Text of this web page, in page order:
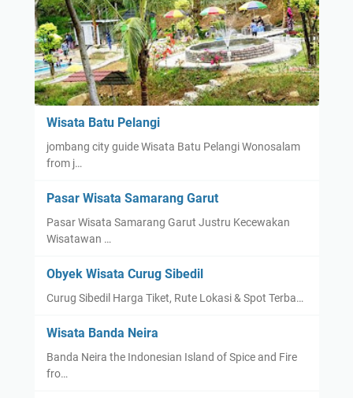
Wisata Batu Pelangi
jombang city guide Wisata Batu Pelangi Wonosalam
from j…
Pasar Wisata Samarang Garut
Pasar Wisata Samarang Garut Justru Kecewakan
Wisatawan …
Obyek Wisata Curug Sibedil
Curug Sibedil Harga Tiket, Rute Lokasi & Spot Terba…
Wisata Banda Neira
Banda Neira the Indonesian Island of Spice and Fire
fro…